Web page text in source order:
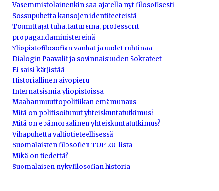
Vasemmistolainenkin saa ajatella nyt filosofisesti
Sossupuhetta kansojen identiteeteistä
Toimittajat tuhattaitureina, professorit
propagandaministereinä
Yliopistofilosofian vanhat ja uudet ruhtinaat
Dialogin Paavalit ja sovinnaisuuden Sokrateet
Ei saisi kärjistää
Historiallinen aivopieru
Internatsismia yliopistoissa
Maahanmuuttopolitiikan emämunaus
Mitä on politisoitunut yhteiskuntatutkimus?
Mitä on epämoraalinen yhteiskuntatutkimus?
Vihapuhetta valtiotieteellisessä
Suomalaisten filosofien TOP-20-lista
Mikä on tiedettä?
Suomalaisen nykyfilosofian historia